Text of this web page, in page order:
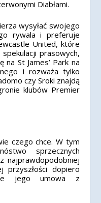
Diabłami.
wysyłać swojego
rywala i preferuje
United, które
prasowych,
St James’ Park na
i rozważa tylko
czy Sroki znajdą
klubów Premier
czego chce. W tym
sprzecznych
najprawdopodobniej
przyszłości dopiero
jego umowa z